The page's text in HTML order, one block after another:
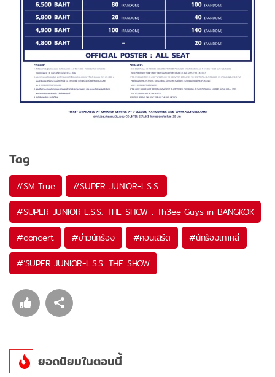
Tag
#SM True #SUPER JUNIOR-L.S.S.
#SUPER JUNIOR-L.S.S. THE SHOW : Th3ee Guys in BANGKOK
#concert #ข่าวนักร้อง #คอนเสิร์ต #นักร้องเกาหลี
#‘SUPER JUNIOR-L.S.S. THE SHOW
ยอดนิยมในตอนนี้